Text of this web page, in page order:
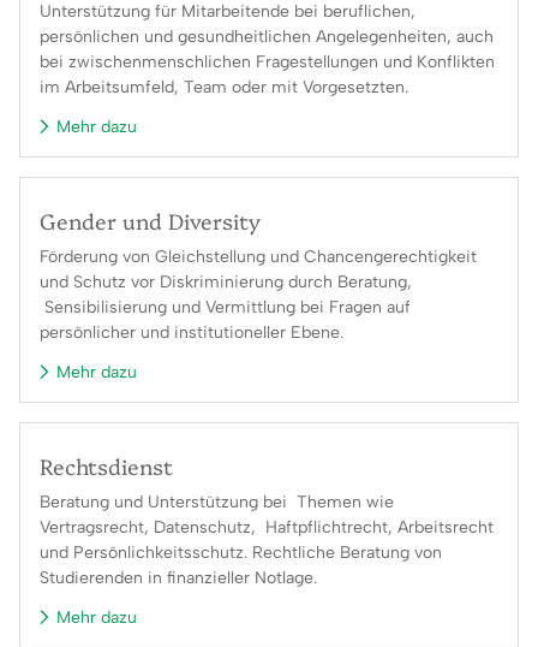
Unterstützung für Mitarbeitende bei beruflichen,
persönlichen und gesundheitlichen Angelegenheiten, auch
bei zwischenmenschlichen Fragestellungen und Konflikten
im Arbeitsumfeld, Team oder mit Vorgesetzten.
Mehr dazu
Gender und Diversity
Förderung von Gleichstellung und Chancengerechtigkeit
und Schutz vor Diskriminierung durch Beratung,
Sensibilisierung und Vermittlung bei Fragen auf
persönlicher und institutioneller Ebene.
Mehr dazu
Rechtsdienst
Beratung und Unterstützung bei Themen wie
Vertragsrecht, Datenschutz, Haftpflichtrecht, Arbeitsrecht
und Persönlichkeitsschutz. Rechtliche Beratung von
Studierenden in finanzieller Notlage.
Mehr dazu